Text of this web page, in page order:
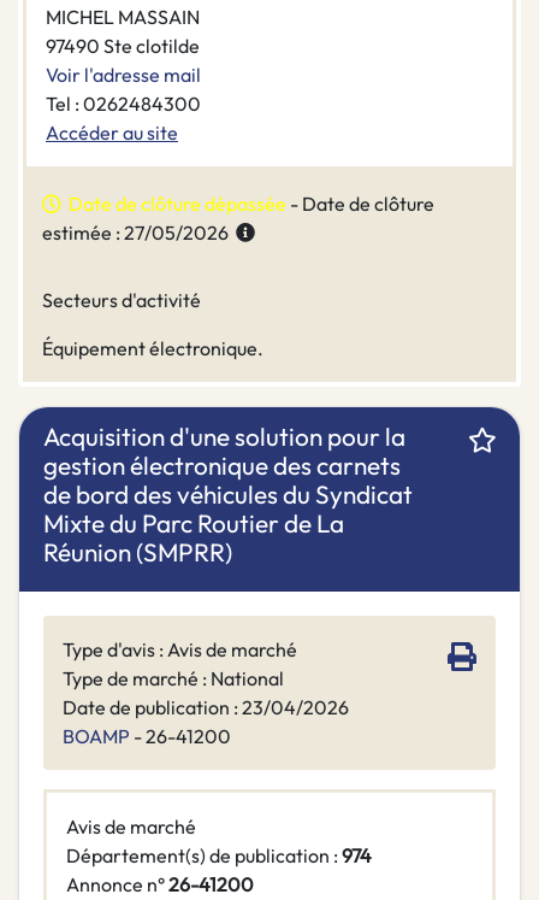
MICHEL MASSAIN
97490 Ste clotilde
Voir l'adresse mail
Tel : 0262484300
Accéder au site
Date de clôture dépassée - Date de clôture
estimée : 27/05/2026
Secteurs d'activité
Équipement électronique.
Acquisition d'une solution pour la
gestion électronique des carnets
de bord des véhicules du Syndicat
Mixte du Parc Routier de La
Réunion (SMPRR)
Type d'avis : Avis de marché
Type de marché : National
Date de publication : 23/04/2026
BOAMP - 26-41200
Avis de marché
Département(s) de publication : 974
Annonce n°26-41200